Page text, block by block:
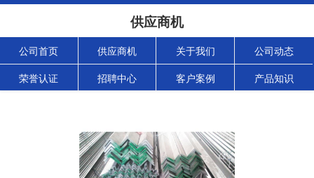
供应商机
公司首页 供应商机 关于我们 公司动态
荣誉认证 招聘中心 客户案例 产品知识